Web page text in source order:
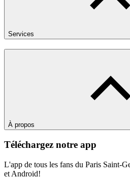
Services
À propos
Téléchargez notre app
L'app de tous les fans du Paris Saint-
et Android!